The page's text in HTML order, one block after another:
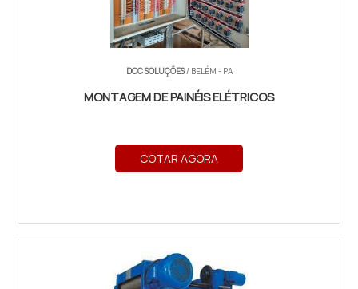
DCC SOLUÇÕES/ BELÉM - PA
MONTAGEM DE PAINÉIS ELÉTRICOS
COTAR AGORA